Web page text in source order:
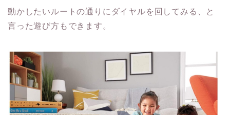
動かしたいルートの通りにダイヤルを回してみる、と
言った遊び方もできます。